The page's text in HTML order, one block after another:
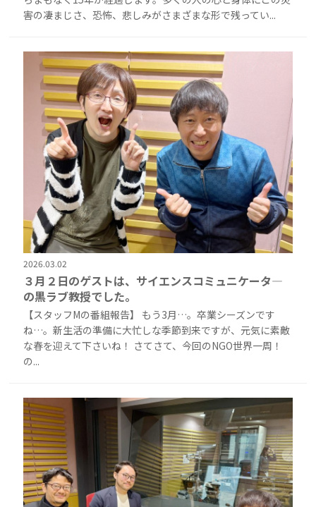
害の凄まじさ、恐怖、悲しみがさまざまな形で残ってい...
2026.03.02
３月２日のゲストは、サイエンスコミュニケータ―
の黒ラブ教授でした。
【スタッフMの番組報告】 もう3月…。卒業シーズンです
ね…。新生活の準備に大忙しな季節到来ですが、元気に素敵
な春を迎えて下さいね！ さてさて、今回のNGO世界一周！
の...